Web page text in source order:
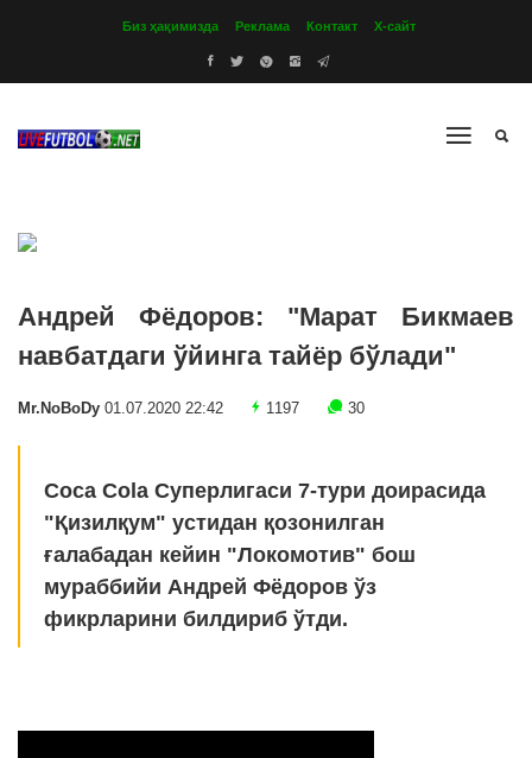
Биз ҳақимизда Реклама Контакт Х-сайт
Андрей Фёдоров: "Марат Бикмаев
навбатдаги ўйинга тайёр бўлади"
Mr.NoBoDy 01.07.2020 22:42 1197 30
Coca Cola Суперлигаси 7-тури доирасида
"Қизилқум" устидан қозонилган
ғалабадан кейин "Локомотив" бош
мураббийи Андрей Фёдоров ўз
фикрларини билдириб ўтди.